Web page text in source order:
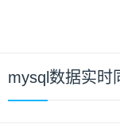
mysql数据实时